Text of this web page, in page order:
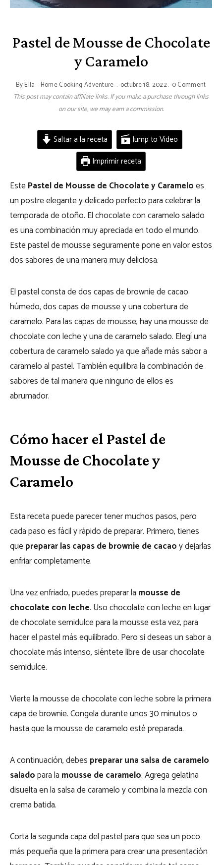
Pastel de Mousse de Chocolate
y Caramelo
ByElla - Home Cooking Adventure octubre 18, 2022 0 Comment
This post may contain affiliate links. If you make a purchase through links
on our site, we may earn a commission.
Saltar a la receta
Jump to Video
Imprimir receta
EstePastel de Mousse de Chocolate y Carameloes
un postre elegante y delicado perfecto para celebrar la
temporada de otoño. El chocolate con caramelo salado
es una combinación muy apreciada en todo el mundo.
Este pastel de mousse seguramente pone en valor estos
dos sabores de una manera muy deliciosa.
El pastel consta de dos capas de brownie de cacao
húmedo, dos capas de mousse y una cobertura de
caramelo. Para las capas de mousse, hay una mousse de
chocolate con leche y una de caramelo salado. Elegí una
cobertura de caramelo salado ya que añade más sabor a
caramelo al pastel. También equilibra la combinación de
sabores de tal manera que ninguno de ellos es
abrumador.
Cómo hacer el Pastel de
Mousse de Chocolate y
Caramelo
Esta receta puede parecer tener muchos pasos, pero
cada paso es fácil y rápido de preparar. Primero, tienes
quepreparar las capas de brownie de cacaoy dejarlas
enfriar completamente.
Una vez enfriado, puedes preparar la mousse de
chocolate con leche. Uso chocolate con leche en lugar
de chocolate semidulce para la mousse esta vez, para
hacer el pastel más equilibrado. Pero si deseas un sabor a
chocolate más intenso, siéntete libre de usar chocolate
semidulce.
Vierte la mousse de chocolate con leche sobre la primera
capa de brownie. Congela durante unos 30 minutos o
hasta que la mousse de caramelo esté preparada.
A continuación, debes preparar una salsa de caramelo
saladopara la mousse de caramelo. Agrega gelatina
disuelta en la salsa de caramelo y combina la mezcla con
crema batida.
Corta la segunda capa del pastel para que sea un poco
más pequeña que la primera para crear una presentación